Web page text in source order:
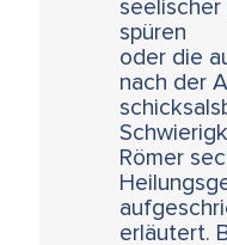
seelischer
spüren
oder die
nach der
Römer
erläutert.